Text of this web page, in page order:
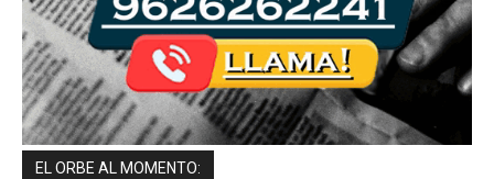
EL ORBE AL MOMENTO: